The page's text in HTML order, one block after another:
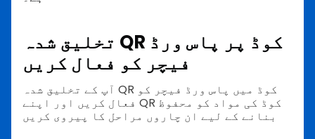
تخلیق شدہ QR کوڈ پر پاس ورڈ
فیچر کو فعال کریں
آپ کے تخلیق شدہ QR کوڈ میں پاس ورڈ فیچر کو
فعال کریں اور اپنے QR کوڈ کی مواد کو محفوظ
بنانے کے لیے ان چاروں مراحل کا پیروی کریں